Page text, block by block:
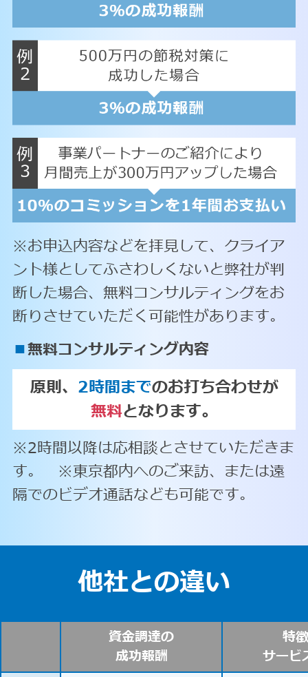
※お申込内容などを拝見して、クライア
ント様としてふさわしくないと弊社が判
断した場合、無料コンサルティングをお
断りさせていただく可能性があります。
■無料コンサルティング内容
原則、 2時間までのお打ち合わせが
無料となります。
※2時間以降は応相談とさせていただきま
す。 ※東京都内へのご来訪、または遠
隔でのビデオ通話なども可能です。
他社との違い
資金調達の
成功報酬
特
サービ